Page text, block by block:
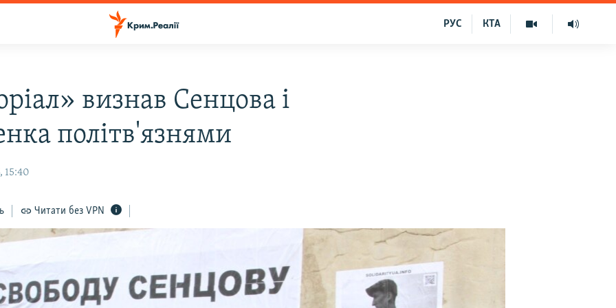
КТА
РУС
визнав Сенцова і
політв'язнями
15:40
Читати без VPN